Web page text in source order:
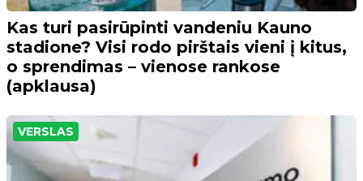
Kas turi pasirūpinti vandeniu Kauno
stadione? Visi rodo pirštais vieni į kitus,
o sprendimas – vienose rankose
(apklausa)
VERSLAS